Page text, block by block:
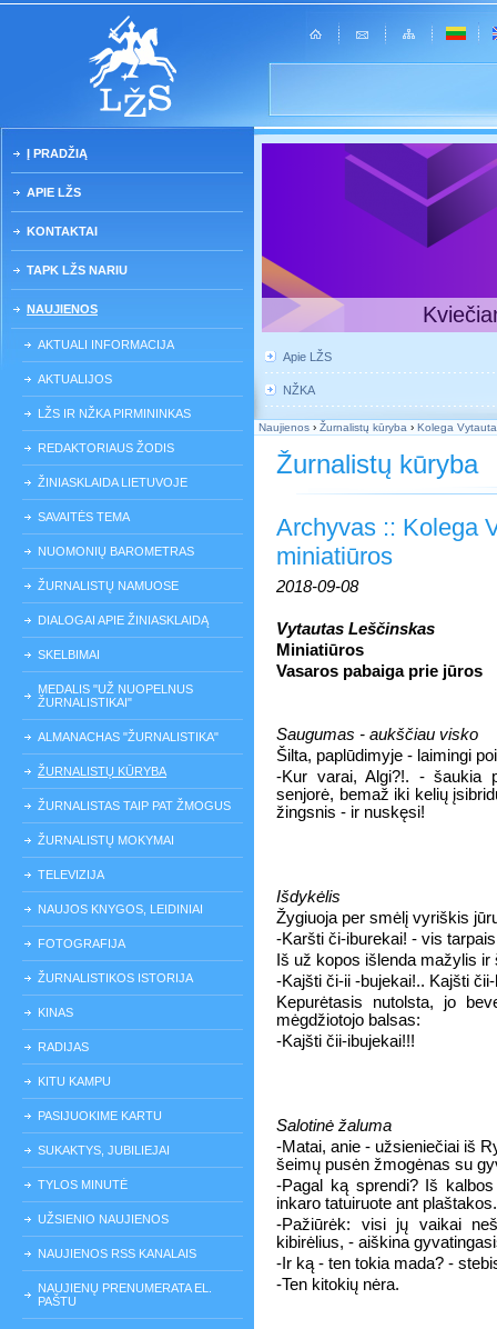
Į PRADŽIĄ
APIE LŽS
KONTAKTAI
TAPK LŽS NARIU
NAUJIENOS
AKTUALI INFORMACIJA
AKTUALIJOS
LŽS IR NŽKA PIRMININKAS
REDAKTORIAUS ŽODIS
ŽINIASKLAIDA LIETUVOJE
SAVAITĖS TEMA
NUOMONIŲ BAROMETRAS
ŽURNALISTŲ NAMUOSE
DIALOGAI APIE ŽINIASKLAIDĄ
SKELBIMAI
MEDALIS "UŽ NUOPELNUS
ŽURNALISTIKAI"
ALMANACHAS "ŽURNALISTIKA"
ŽURNALISTŲ KŪRYBA
ŽURNALISTAS TAIP PAT ŽMOGUS
ŽURNALISTŲ MOKYMAI
TELEVIZIJA
NAUJOS KNYGOS, LEIDINIAI
FOTOGRAFIJA
ŽURNALISTIKOS ISTORIJA
KINAS
RADIJAS
KITU KAMPU
PASIJUOKIME KARTU
SUKAKTYS, JUBILIEJAI
TYLOS MINUTĖ
UŽSIENIO NAUJIENOS
NAUJIENOS RSS KANALAIS
NAUJIENŲ PRENUMERATA EL.
PAŠTU
Apie LŽS
NŽKA
Naujienos › Žurnalistų kūryba › Kolega
Žurnalistų kūryba
Archyvas :: Kolega
miniatiūros
2018-09-08
Vytautas Leščinskas
Miniatiūros
Vasaros pabaiga prie jūros
Saugumas - aukščiau visko
Šilta, paplūdimyje - laimingi
-Kur varai, Algi?!. - šaukia
senjorė, bemaž iki kelių
žingsnis - ir nuskęsi!
Išdykėlis
Žygiuoja per smėlį vyriškis
-Karšti či-iburekai! - vis
Iš už kopos išlenda mažylis
-Kajšti či-ii -bujekai!.. Kajšti
Kepurėtasis nutolsta, jo
mėgdžiotojo balsas:
-Kajšti čii-ibujekai!!!
Salotinė žaluma
-Matai, anie - užsieniečiai iš
šeimų pusėn žmogėnas su
-Pagal ką sprendi? Iš
inkaro tatuiruote ant plaštakos.
-Pažiūrėk: visi jų vaikai
kibirėlius, - aiškina
-Ir ką - ten tokia mada? -
-Ten kitokių nėra.